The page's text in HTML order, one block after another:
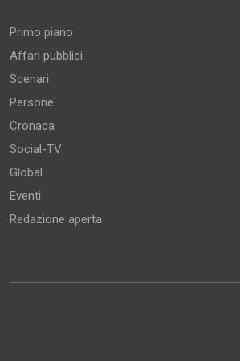
Primo piano
Affari pubblici
Scenari
Persone
Cronaca
Social-TV
Global
Eventi
Redazione aperta